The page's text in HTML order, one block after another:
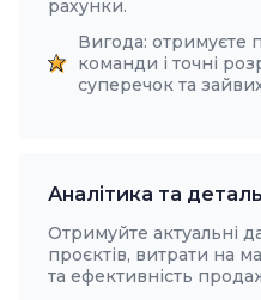
рахунки.
Вигода: отримуєте
команди і точні
суперечок та
Аналітика та
Отримуйте актуальні
проєктів, витрати на
та ефективність